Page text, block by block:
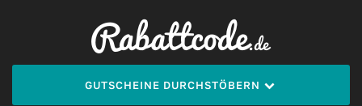
GUTSCHEINE DURCHSTÖBERN